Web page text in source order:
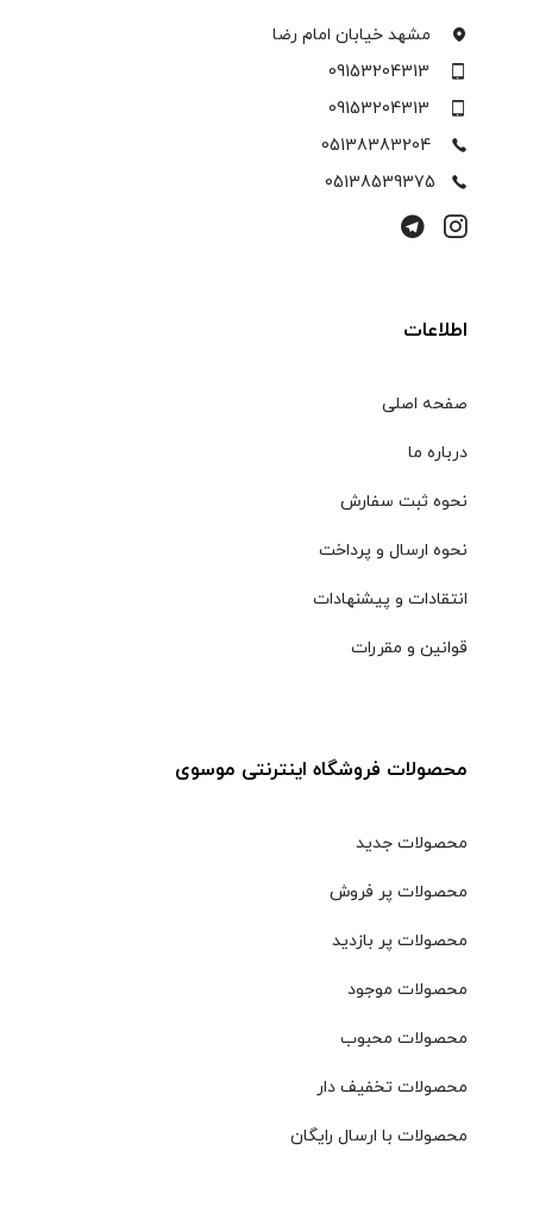
مشهد خیابان امام رضا
09153204313
09153204313
05138383204
05138539375
اطلاعات
صفحه اصلی
درباره ما
نحوه ثبت سفارش
نحوه ارسال و پرداخت
انتقادات و پیشنهادات
قوانین و مقررات
محصولات فروشگاه اینترنتی موسوی
محصولات جدید
محصولات پر فروش
محصولات پر بازدید
محصولات موجود
محصولات محبوب
محصولات تخفیف دار
محصولات با ارسال رایگان